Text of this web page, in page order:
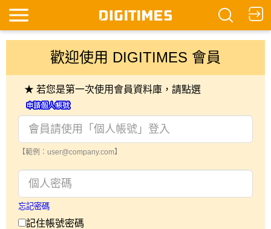
歡迎使用 DIGITIMES 會員
★ 若您是第一次使用會員資料庫，請點選
【範例：user@company.com】
忘記密碼
記住帳號密碼